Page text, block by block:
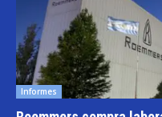
Informes